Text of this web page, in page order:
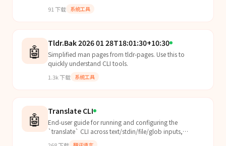
91 下载 系统工具
🤖 Tldr.Bak 2026 01 28T18:01:30+10:30
Simplified man pages from tldr-pages. Use this to
quickly understand CLI tools.
1.3k下载 系统工具
🤖 Translate CLI
End-user guide for running and configuring the
`translate` CLI across text/stdin/file/glob inputs,